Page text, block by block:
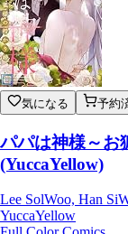
気になる 予約
パパは神様～お
(YuccaYellow)
Lee SolWoo, Han
YuccaYellow